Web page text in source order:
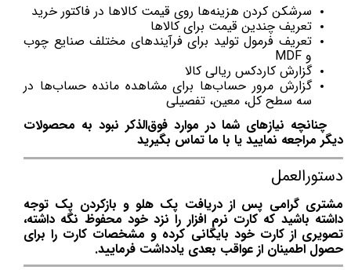
سرشکن کردن هزینه‌ها روی قیمت کالاها در فاکتور خرید
تعریف چندین قیمت برای کالاها
تعریف فرمول تولید برای فرآیندهای مختلف صنایع چوب
و MDF
گزارش کاردکس ریالی کالا
گزارش مرور حساب‌ها برای مشاهده مانده حساب‌ها در
سه سطح کل، معین، تفصیلی
چنانچه نیازهای شما در موارد فوق‌الذکر نبود به محصولات
دیگر مراجعه نمایید یا با ما تماس بگیرید
دستورالعمل
مشتری گرامی پس از دریافت پک هلو و بازکردن پک توجه
داشته باشید که کارت نرم افزار را نزد خود محفوظ نگه داشته،
تصویری از کارت خود بایگانی کرده و مشخصات کارت را برای
حصول اطمینان از عواقب بعدی یادداشت فرمایید.